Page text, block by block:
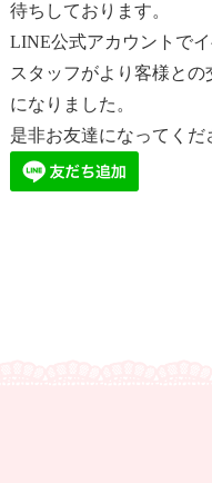
待ちしております。
LINE公式アカウントでイ
スタッフがより客様との
になりました。
是非お友達になってくだ